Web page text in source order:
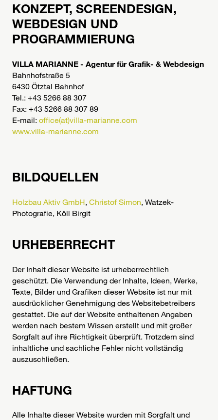
KONZEPT, SCREENDESIGN,
WEBDESIGN UND
PROGRAMMIERUNG
VILLA MARIANNE - Agentur für Grafik- & Webdesign
Bahnhofstraße 5
6430 Ötztal Bahnhof
Tel.: +43 5266 88 307
Fax: +43 5266 88 307 89
E-mail: office(at)villa-marianne.com
www.villa-marianne.com
BILDQUELLEN
Holzbau Aktiv GmbH Christof Simon , Watzek-
Photografie, Köll Birgit
URHEBERRECHT
Der Inhalt dieser Website ist urheberrechtlich
geschützt. Die Verwendung der Inhalte, Ideen, Werke,
Texte, Bilder und Grafiken dieser Website ist nur mit
ausdrücklicher Genehmigung des Websitebetreibers
gestattet. Die auf der Website enthaltenen Angaben
werden nach bestem Wissen erstellt und mit großer
Sorgfalt auf ihre Richtigkeit überprüft. Trotzdem sind
inhaltliche und sachliche Fehler nicht vollständig
auszuschließen.
HAFTUNG
Alle Inhalte dieser Website wurden mit Sorgfalt und